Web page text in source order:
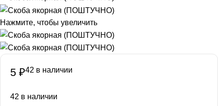
Нажмите, чтобы увеличить
5 ₽42 в наличии
42 в наличии